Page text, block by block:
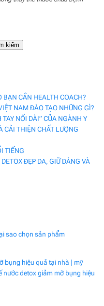
kiếm
BẠN CẦN HEALTH COACH?
NAM ĐÀO TẠO NHỮNG GÌ?
NỐI DÀI” CỦA NGÀNH Y
CẢI THIỆN CHẤT LƯỢNG
TIẾNG
ĐẸP DA, GIỮ DÁNG VÀ
sao chọn sản phẩm
bụng hiệu quả tại nhà | mỹ
nước detox giảm mỡ bụng hiệu